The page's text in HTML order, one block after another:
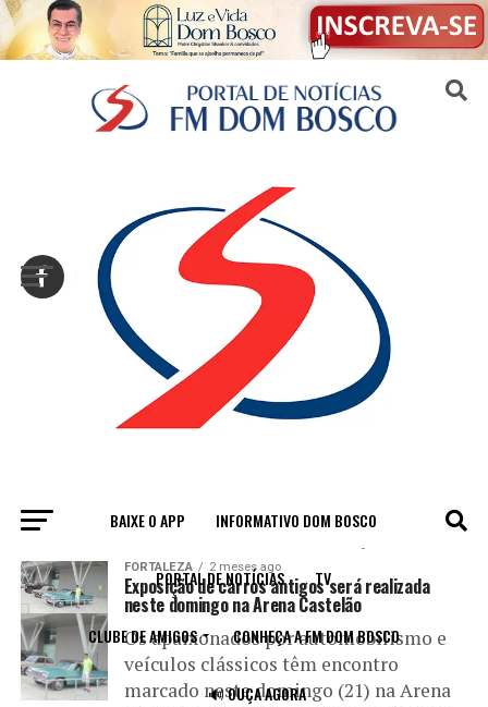
BAIXE O APP INFORMATIVO DOM BOSCO
PORTAL DE NOTÍCIAS TV
CLUBE DE AMIGOS CONHEÇA A FM DOM BOSCO
🔊 OUÇA AGORA
All posts tagged "Arena Casteção"
FORTALEZA 2 meses ago
Exposição de carros antigos será realizada
neste domingo na Arena Castelão
Os apaixonados por automobilismo e
veículos clássicos têm encontro
marcado neste domingo (21) na Arena
Sair da versão mobile